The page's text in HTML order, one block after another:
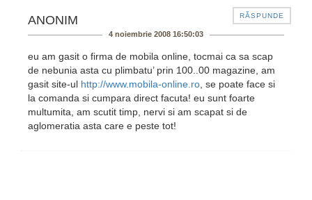
RĂSPUNDE
ANONIM
4 noiembrie 2008 16:50:03
eu am gasit o firma de mobila online, tocmai ca sa scap
de nebunia asta cu plimbatu’ prin 100..00 magazine, am
gasit site-ul http://www.mobila-online.ro , se poate face si
la comanda si cumpara direct facuta! eu sunt foarte
multumita, am scutit timp, nervi si am scapat si de
aglomeratia asta care e peste tot!